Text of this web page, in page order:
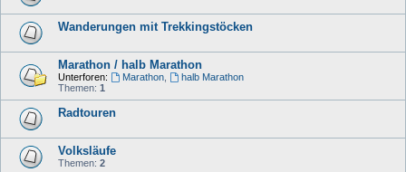
Wanderungen mit Trekkingstöcken
Marathon / halb Marathon
Unterforen: Marathon,
halb Marathon
Themen: 1
Radtouren
Volksläufe
Themen: 2